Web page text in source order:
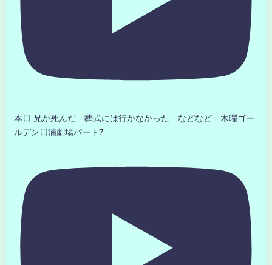
本日 兄が死んだ 葬式には行かなかった などなど 木曜ゴー
ルデン日浦劇場パート7